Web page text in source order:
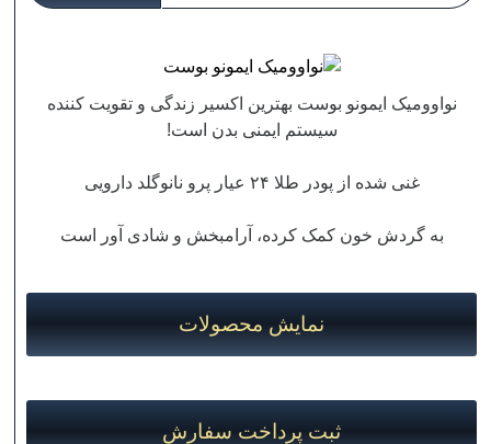
نواوومیک ایمونو بوست بهترین اکسیر زندگی و تقویت کننده
سیستم ایمنی بدن است!
غنی شده از پودر طلا ۲۴ عیار پرو نانوگلد دارویی
به گردش خون کمک کرده، آرامبخش و شادی آور است
نمایش محصولات
ثبت پرداخت سفارش